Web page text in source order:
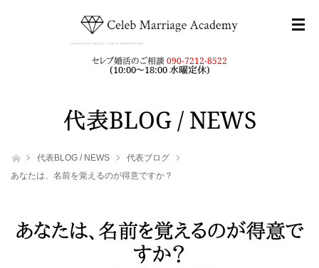
セレブ婚活のご相談090-7212-8522
(10:00～18:00 水曜定休)
代表BLOG / NEWS
ホーム代表BLOG / NEWS
代表ブログ
あなたは、名前を覚えるのが得意ですか？
あなたは、名前を覚えるのが得意で
すか？